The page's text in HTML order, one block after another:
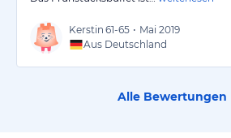
Kerstin 61-65 • Mai 2019
Aus Deutschland
Alle Bewertungen